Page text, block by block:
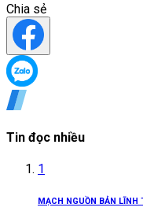
Chia sẻ
Tin đọc nhiều
1
MẠCH NGUỒN BẢN LĨNH